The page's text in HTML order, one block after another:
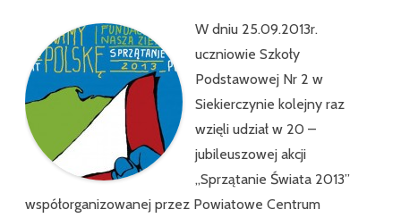
W dniu 25.09.2013r.
uczniowie Szkoły
Podstawowej Nr 2 w
Siekierczynie kolejny raz
wzięli udział w 20 –
jubileuszowej akcji
„Sprzątanie Świata 2013”
współorganizowanej przez Powiatowe Centrum